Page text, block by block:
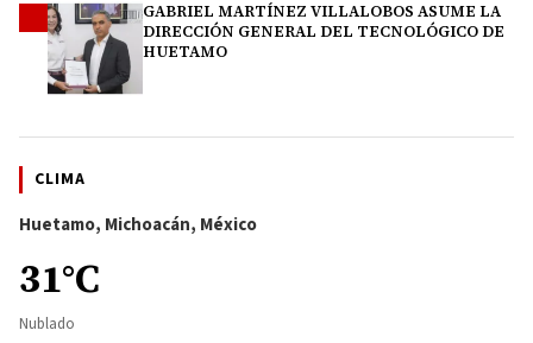
GABRIEL MARTÍNEZ VILLALOBOS ASUME LA
DIRECCIÓN GENERAL DEL TECNOLÓGICO DE
HUETAMO
CLIMA
Huetamo, Michoacán, México
31°C
Nublado